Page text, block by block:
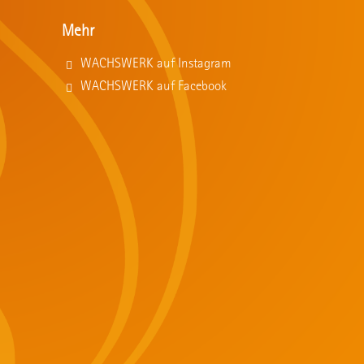
Mehr
WACHSWERK auf Instagram
WACHSWERK auf Facebook